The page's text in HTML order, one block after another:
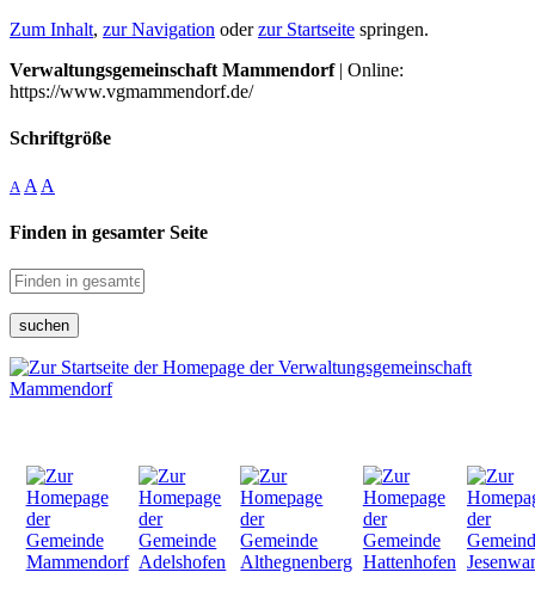
Zum Inhalt, zur Navigation oderzur Startseite springen.
Verwaltungsgemeinschaft Mammendorf| Online:
https://www.vgmammendorf.de/
Schriftgröße
A A A
Finden in gesamter Seite
suchen